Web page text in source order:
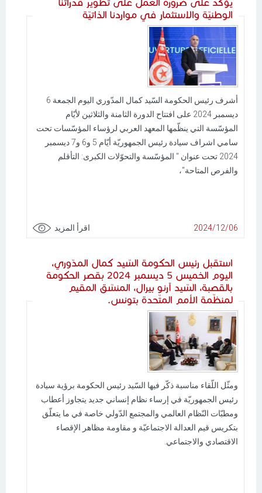
يؤكد على ضرورة العمل على تطوير قدراتنا
الوطنيّة والاستثمار في مواردنا الذاتيّة
أشرف رئيس الحكومة السّيد كمال المدّوري اليوم الجمعة 6
ديسمبر 2024 على افتتاح الدورة الثامنة والثلاثين لأيّام
المؤسّسة التي ينظّمها المعهد العربي لرؤساء المؤسّسات تحت
سامي اشراف سيادة رئيس الجمهوريّة أيّام 5 و6 و7 ديسمبر
2024 تحت عنوان " المؤسّسة والتحوّلات الكبرى: التأقلم
والفرص المتاحة"،
2024/12/06 اقرأ المزيد
استقبل رئيس الحكومة السّيد كمال المدّوري،
اليوم الخميس 5 ديسمبر 2024 بقصر الحكومة
بالقصبة، السّيد آرنو بيرال، المنسّق المقيم
لمنظّمة الأمم المتّحدة بتونس.
ومثّل اللّقاء مناسبة ذكّر فيها السّيد رئيس الحكومة برؤية سيادة
رئيس الجمهوريّة في إرساء نظام إنساني جديد يتجاوز أعطاب
ومطبّات النّظام العالمي والمجتمع الدّولي خاصة في ما يتعلّق
بتكريس قيم العدالة الاجتماعيّة و مقاومة مظاهر الإقصاء
الاقتصادي والاجتماعي.